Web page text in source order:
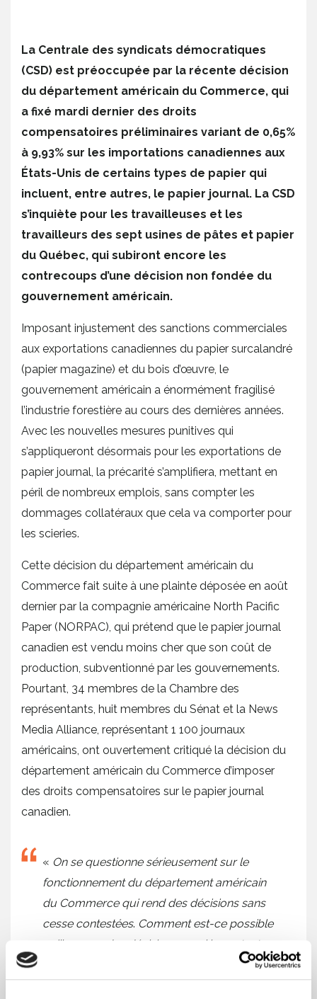
La Centrale des syndicats démocratiques
(CSD) est préoccupée par la récente décision
du département américain du Commerce, qui
a fixé mardi dernier des droits
compensatoires préliminaires variant de 0,65%
à 9,93% sur les importations canadiennes aux
États-Unis de certains types de papier qui
incluent, entre autres, le papier journal. La CSD
s’inquiète pour les travailleuses et les
travailleurs des sept usines de pâtes et papier
du Québec, qui subiront encore les
contrecoups d’une décision non fondée du
gouvernement américain.
Imposant injustement des sanctions commerciales
aux exportations canadiennes du papier surcalandré
(papier magazine) et du bois d’œuvre, le
gouvernement américain a énormément fragilisé
l’industrie forestière au cours des dernières années.
Avec les nouvelles mesures punitives qui
s’appliqueront désormais pour les exportations de
papier journal, la précarité s’amplifiera, mettant en
péril de nombreux emplois, sans compter les
dommages collatéraux que cela va comporter pour
les scieries.
Cette décision du département américain du
Commerce fait suite à une plainte déposée en août
dernier par la compagnie américaine North Pacific
Paper (NORPAC), qui prétend que le papier journal
canadien est vendu moins cher que son coût de
production, subventionné par les gouvernements.
Pourtant, 34 membres de la Chambre des
représentants, huit membres du Sénat et la News
Media Alliance, représentant 1 100 journaux
américains, ont ouvertement critiqué la décision du
département américain du Commerce d’imposer
des droits compensatoires sur le papier journal
canadien.
« On se questionne sérieusement sur le
fonctionnement du département américain
du Commerce qui rend des décisions sans
cesse contestées. Comment est-ce possible
qu’il prenne des décisions aussi importantes